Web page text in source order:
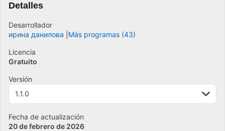
Detalles
Desarrollador
ирина данилова
Más programas (43)
Licencia
Gratuito
Versión
1.1.0
Fecha de actualización
20 de febrero de 2026